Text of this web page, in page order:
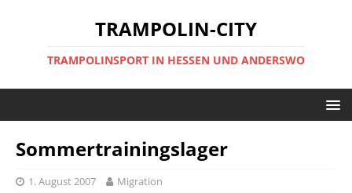
TRAMPOLIN-CITY
TRAMPOLINSPORT IN HESSEN UND ANDERSWO
Sommertrainingslager
1. August 2007 Migration